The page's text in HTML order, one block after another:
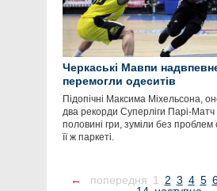
Черкаські Мавпи
перемогли одеситів
Підопічні Максима Міхельсона,
два рекорди Суперліги Парі-
половині гри, зуміли без проблем
її ж паркеті.
← попередня 1 2 3 4 5